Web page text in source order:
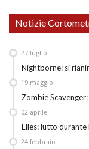
Notizie
Nightborne: si
27 luglio
Zombie
19 maggio
Elles: lutto
02 aprile
24 febbraio